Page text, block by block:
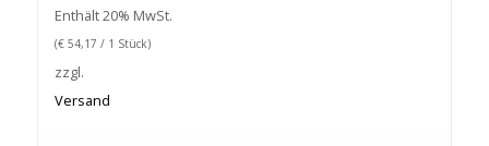
Enthält 20% MwSt.
(€54,17 / 1 Stück)
zzgl.
Versand